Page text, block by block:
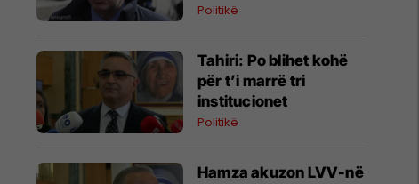
Politikë
Tahiri: Po blihet kohë
për t’i marrë tri
institucionet
Politikë
Hamza akuzon LVV-në